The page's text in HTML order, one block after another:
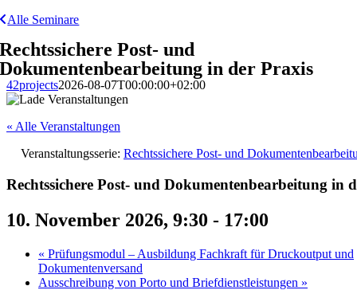
Alle Seminare
Rechtssichere Post- und
Dokumentenbearbeitung in der Praxis
42projects2026-08-07T00:00:00+02:00
« Alle Veranstaltungen
Veranstaltungsserie: Rechtssichere Post- und
Rechtssichere Post- und Dokumentenbearbeitung in
10. November 2026, 9:30 - 17:00
« Prüfungsmodul – Ausbildung Fachkraft für Druckoutput und
Dokumentenversand
Ausschreibung von Porto und Briefdienstleistungen »